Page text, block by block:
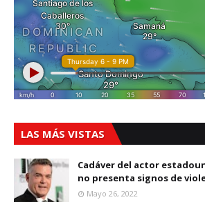
LAS MÁS VISTAS
Cadáver del actor
no presenta signos de
Mayo 26, 2022